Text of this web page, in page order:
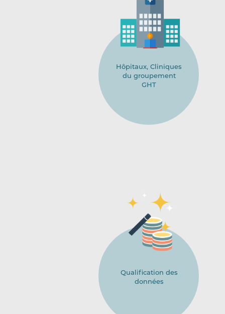
Hôpitaux, Cliniques
du groupement
GHT
Qualification des
données